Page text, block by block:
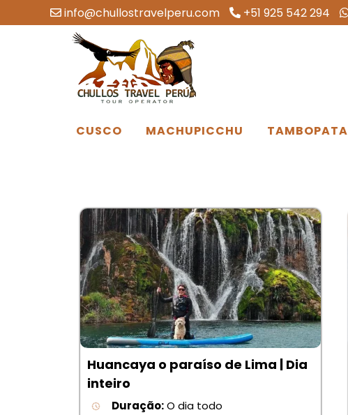
info@chullostravelperu.com +51 925 542 294
CUSCO MACHUPICCHU TAMBOPATA
Huancaya o paraíso de Lima | Dia
inteiro
Duração:O dia todo